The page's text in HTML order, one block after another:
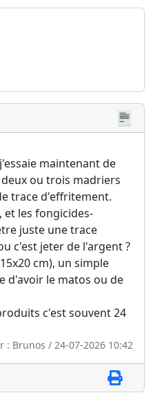
maintenant de
ou trois madriers
trace d'effritement.
et les fongicides-
juste une trace
c'est jeter de l'argent ?
cm), un simple
d'avoir le matos ou de
c'est souvent 24
: Brunos / 24-07-2026 10:42